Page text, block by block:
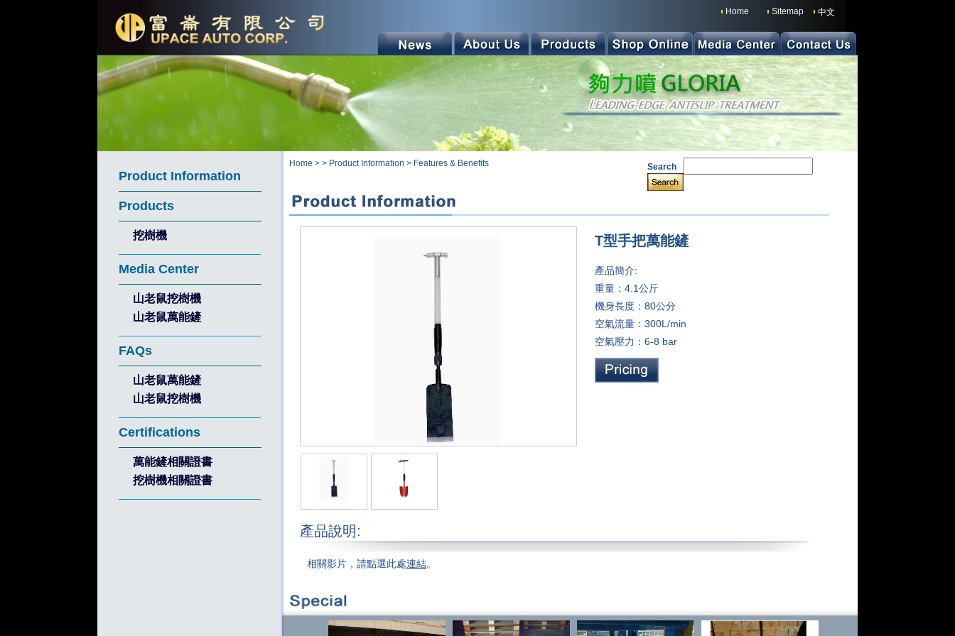
Home Sitemap 中文
Product Information
Products
挖樹機
Media Center
山老鼠挖樹機
山老鼠萬能鏟
FAQs
山老鼠萬能鏟
山老鼠挖樹機
Certifications
萬能鏟相關證書
挖樹機相關證書
Home > > Product Information > Features & Benefits Search
T型手把萬能鏟
產品簡介:
重量：4.1公斤
機身長度：80公分
空氣流量：300L/min
空氣壓力：6-8 bar
產品說明:
相關影片，請點選此處連結。